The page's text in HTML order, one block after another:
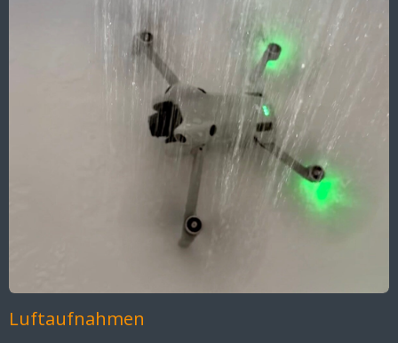
Luftaufnahmen